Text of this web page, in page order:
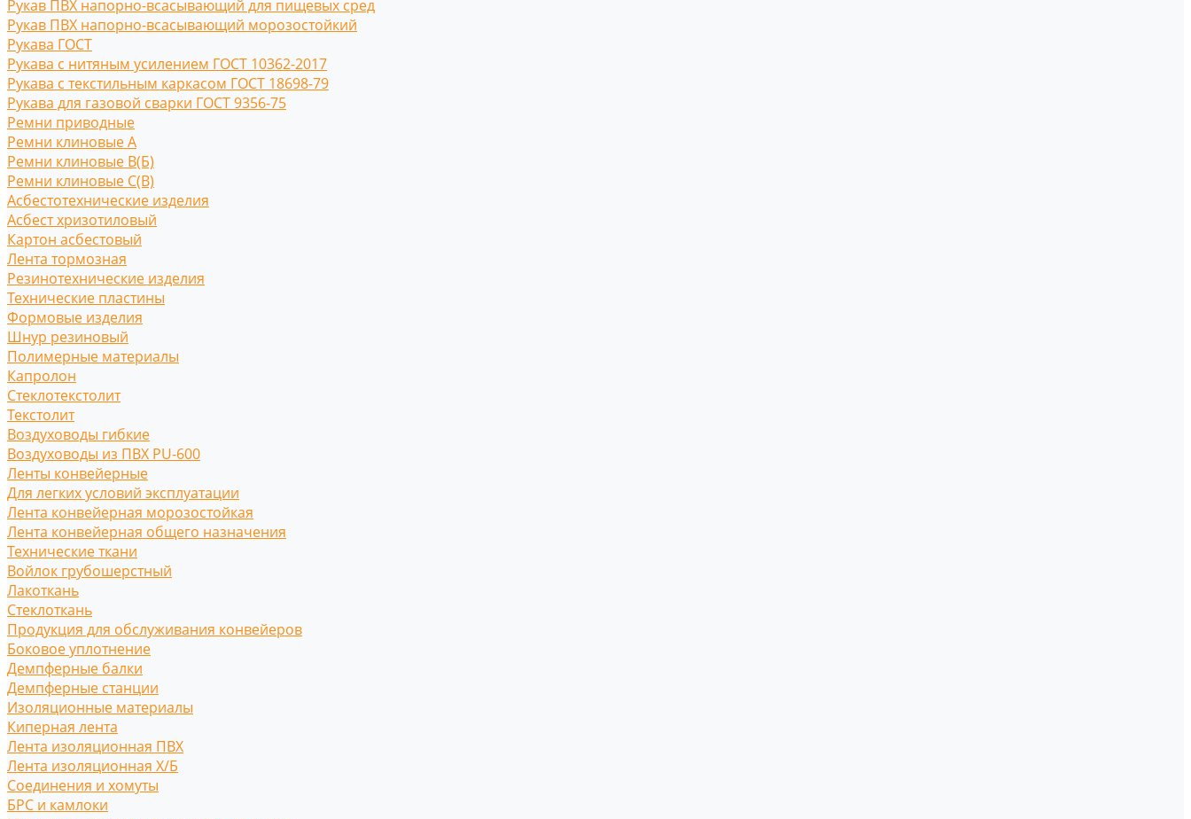
Рукав ПВХ напорно-всасывающий для пищевых сред
Рукав ПВХ напорно-всасывающий морозостойкий
Рукава ГОСТ
Рукава с нитяным усилением ГОСТ 10362-2017
Рукава с текстильным каркасом ГОСТ 18698-79
Рукава для газовой сварки ГОСТ 9356-75
Ремни приводные
Ремни клиновые A
Ремни клиновые В(Б)
Ремни клиновые С(B)
Асбестотехнические изделия
Асбест хризотиловый
Картон асбестовый
Лента тормозная
Резинотехнические изделия
Технические пластины
Формовые изделия
Шнур резиновый
Полимерные материалы
Капролон
Стеклотекстолит
Текстолит
Воздуховоды гибкие
Воздуховоды из ПВХ PU-600
Ленты конвейерные
Для легких условий эксплуатации
Лента конвейерная морозостойкая
Лента конвейерная общего назначения
Технические ткани
Войлок грубошерстный
Лакоткань
Стеклоткань
Продукция для обслуживания конвейеров
Боковое уплотнение
Демпферные балки
Демпферные станции
Изоляционные материалы
Киперная лента
Лента изоляционная ПВХ
Лента изоляционная Х/Б
Соединения и хомуты
БРС и камлоки